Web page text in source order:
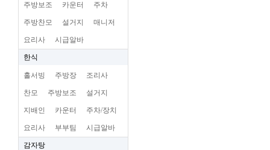
주방보조 카운터 주차
주방찬모 설거지 매니저
요리사 시급알바
한식
홀서빙 주방장 조리사
찬모 주방보조 설거지
지배인 카운터 주차/장치
요리사 부부팀 시급알바
감자탕